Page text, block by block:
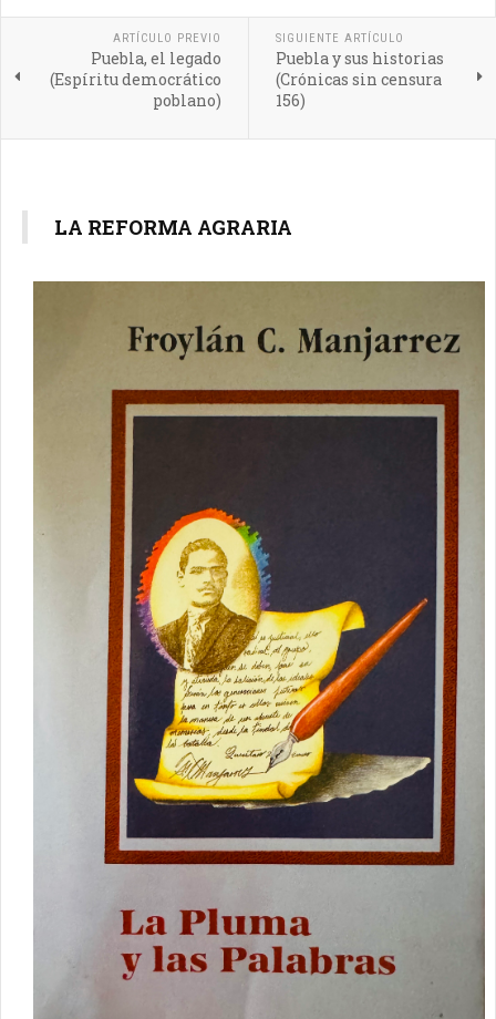
ARTÍCULO PREVIO
Puebla, el legado
(Espíritu democrático
poblano)
SIGUIENTE ARTÍCULO
Puebla y sus historias
(Crónicas sin censura
156)
LA REFORMA AGRARIA